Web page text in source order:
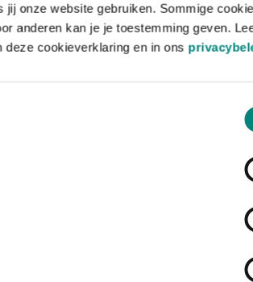
jij onze website gebruiken. Sommige
anderen kan je je toestemming geven.
deze cookieverklaring en in ons